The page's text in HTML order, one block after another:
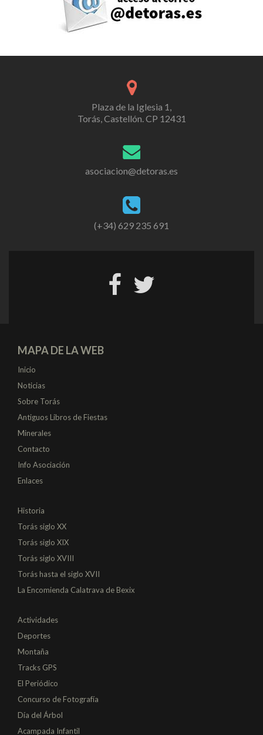
Plaza de la Iglesia 1,
Torás, Castellón. CP 12431
asociacion@detoras.es
(+34) 629 235 691
MAPA DE LA WEB
Inicio
Noticias
Sobre Torás
Antiguos Libros de Fiestas
Minerales
Contacto
Info Asociación
Enlaces
Historia
Torás siglo XX
Torás siglo XIX
Torás siglo XVIII
Torás hasta el siglo XVII
La Encomienda Calatrava de Bexix
Actividades
Deportes
Montaña
Tracks GPS
El Periódico
Concurso de Fotografía
Día del Árbol
Acampada Infantil